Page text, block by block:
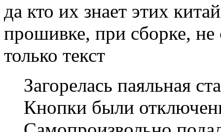
да кто их знает этих
прошивке, при сборке,
только текст
Загорелась паяльная
Кнопки были